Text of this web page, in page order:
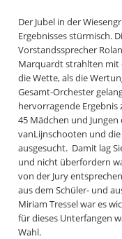
Der Jubel in der
Ergebnisses stürmisch.
Vorstandssprecher
Marquardt strahlten mit
die Wette, als die
Gesamt-Orchester
hervorragende Ergebnis
45 Mädchen und
vanLijnschooten und
ausgesucht. Damit lag
und nicht überfordern
von der Jury
aus dem Schüler- und
Miriam Tressel war es
für dieses Unterfangen
Wahl.